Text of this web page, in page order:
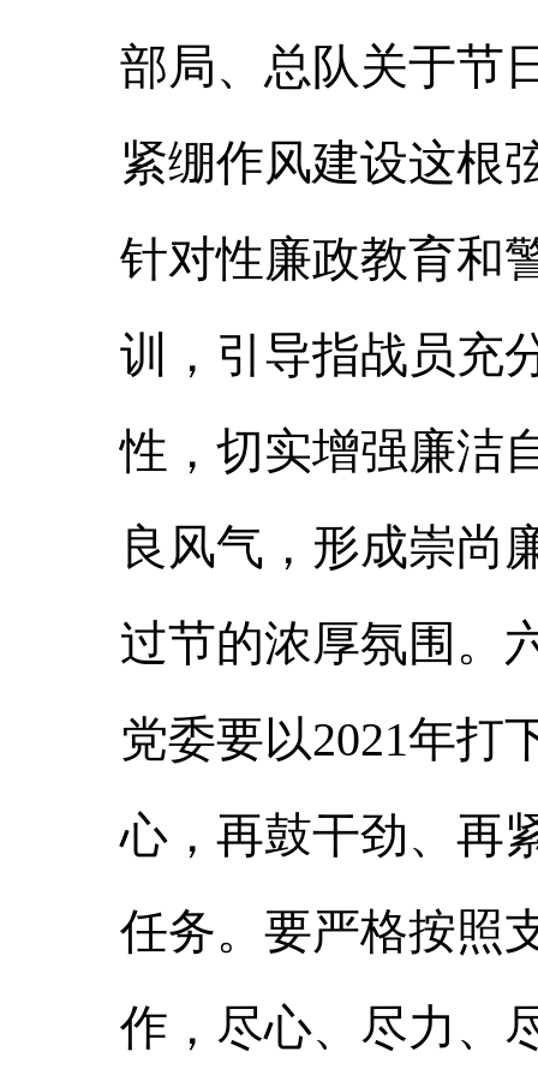
部局、总队关于节
紧绷作风建设这根
针对性廉政教育和
训，引导指战员充
性，切实增强廉洁
良风气，形成崇尚
过节的浓厚氛围。
党委要以2021年打
心，再鼓干劲、再
任务。要严格按照
作，尽心、尽力、